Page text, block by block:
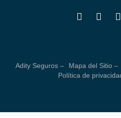
Adity Seguros – Mapa del Sitio –
Política de